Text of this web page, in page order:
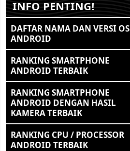
INFO PENTING!
DAFTAR NAMA DAN VERSI OS
ANDROID
RANKING SMARTPHONE
ANDROID TERBAIK
RANKING SMARTPHONE
ANDROID DENGAN HASIL
KAMERA TERBAIK
RANKING CPU / PROCESSOR
ANDROID TERBAIK